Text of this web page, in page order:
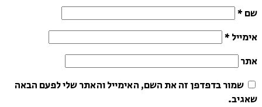
שם *
אימייל *
אתר
שמור בדפדפן זה את השם, האימייל והאתר שלי לפעם הבאה
שאגיב.